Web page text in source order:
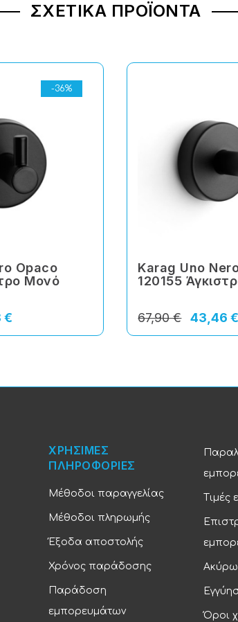
ΣΧΕΤΙΚΆ ΠΡΟΪΌΝΤΑ
-36%
Opaco
Μονό
€
Karag Uno
120155
43,46 €
67,90 €
ΧΡΗΣΙΜΕΣ
ΠΛΗΡΟΦΟΡΙΕΣ
Μέθοδοι παραγγελίας
Μέθοδοι πληρωμής
Έξοδα αποστολής
Χρόνος παράδοσης
Παράδοση
εμπορευμάτων
Τιμές
Όροι